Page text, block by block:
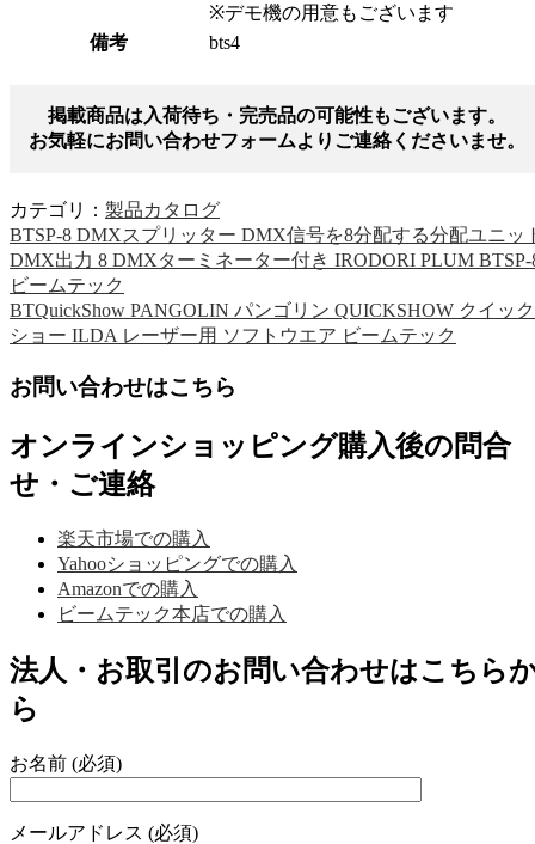
※デモ機の用意もございます
備考
bts4
掲載商品は入荷待ち・完売品の可能性もございます。
お気軽にお問い合わせフォームよりご連絡くださいませ。
カテゴリ： 製品カタログ
BTSP-8 DMXスプリッター DMX信号を8分配する分配ユニッ
DMX出力 8 DMXターミネーター付き IRODORI PLUM BTSP-
ビームテック
BTQuickShow PANGOLIN パンゴリン QUICKSHOW クイック
ショー ILDA レーザー用 ソフトウエア ビームテック
お問い合わせはこちら
オンラインショッピング購入後の問合
せ・ご連絡
楽天市場での購入
Yahooショッピングでの購入
Amazonでの購入
ビームテック本店での購入
法人・お取引のお問い合わせはこちら
ら
お名前 (必須)
メールアドレス (必須)